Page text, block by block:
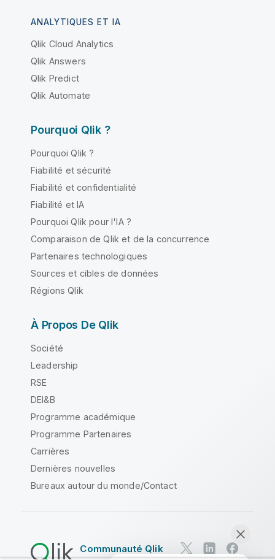
ANALYTIQUES ET IA
Qlik Cloud Analytics
Qlik Answers
Qlik Predict
Qlik Automate
Pourquoi Qlik ?
Pourquoi Qlik ?
Fiabilité et sécurité
Fiabilité et confidentialité
Fiabilité et IA
Pourquoi Qlik pour l'IA ?
Comparaison de Qlik et de la concurrence
Partenaires technologiques
Sources et cibles de données
Régions Qlik
À Propos De Qlik
Société
Leadership
RSE
DEI&B
Programme académique
Programme Partenaires
Carrières
Dernières nouvelles
Bureaux autour du monde/Contact
Communauté Qlik